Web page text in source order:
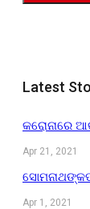
Latest
କରୋନାରେ
Apr 21, 2021
Apr 1, 2021